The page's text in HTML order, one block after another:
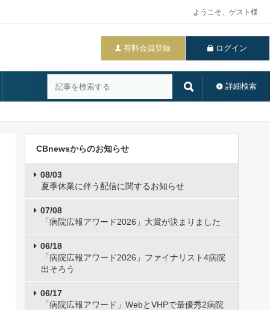
ようこそ、ゲスト様
有料会員登録 ログイン
詳細検索
CBnewsからのお知らせ
08/03
夏季休業に伴う配信に関するお知らせ
07/08
「病院広報アワード2026」大賞が決まりました
06/18
「病院広報アワード2026」ファイナリスト4病院
出そろう
06/17
「病院広報アワード」WebとVHPで最優秀2病院